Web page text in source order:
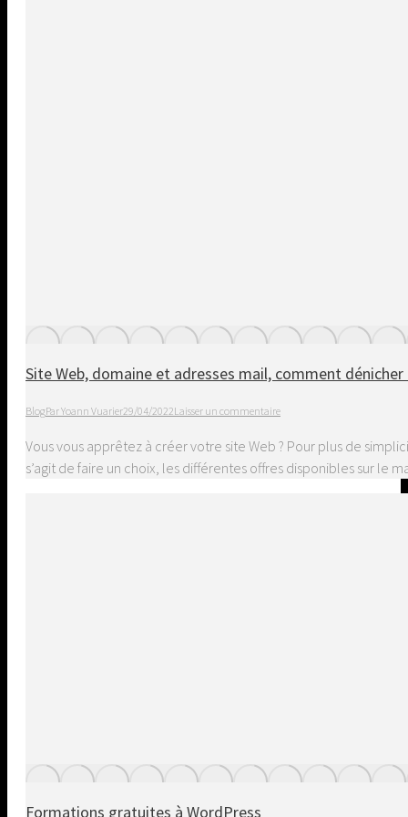
Site Web, domaine et adresses mail, comment
BlogParYoann Vuarier29/04/2022Laisser un commentaire
Vous vous apprêtez à créer votre site Web ? Pour plus de
s’agit de faire un choix, les différentes offres disponibles sur
Formations gratuites à WordPress